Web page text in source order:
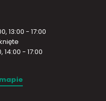
13:00 - 17:00
14:00 - 17:00